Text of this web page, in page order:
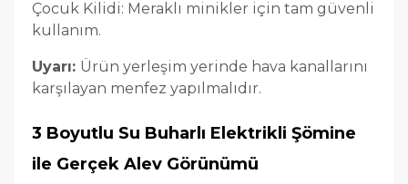
Çocuk Kilidi: Meraklı minikler için tam güvenli
kullanım.
Uyarı: Ürün yerleşim yerinde hava kanallarını
karşılayan menfez yapılmalıdır.
3 Boyutlu Su Buharlı Elektrikli Şömine
ile Gerçek Alev Görünümü